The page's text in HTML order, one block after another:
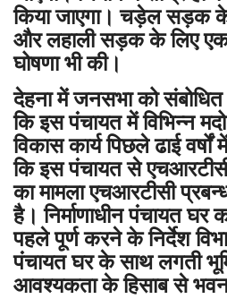
किया जाएगा। चड़ेल सड़क
और लहाली सड़क के लिए
घोषणा भी की।
देहना में जनसभा को
कि इस पंचायत में विभिन्न
विकास कार्य पिछले ढाई
कि इस पंचायत से
का मामला एचआरटीसी
है। निर्माणाधीन पंचायत घर
पहले पूर्ण करने के निर्देश
पंचायत घर के साथ लगती
आवश्यकता के हिसाब से भवन